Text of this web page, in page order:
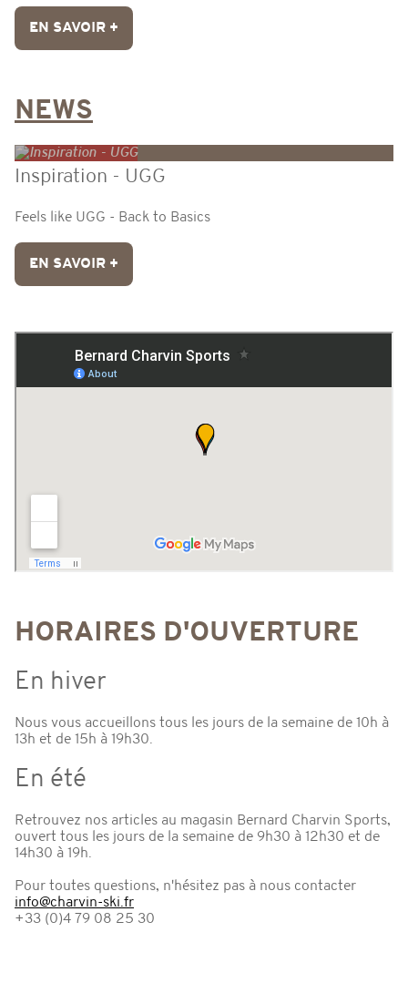
EN SAVOIR +
NEWS
Inspiration - UGG
Feels like UGG - Back to Basics
EN SAVOIR +
HORAIRES D'OUVERTURE
En hiver
Nous vous accueillons tous les jours de la semaine de 10h à
13h et de 15h à 19h30.
En été
Retrouvez nos articles au magasin Bernard Charvin Sports,
ouvert tous les jours de la semaine de 9h30 à 12h30 et de
14h30 à 19h.
Pour toutes questions, n'hésitez pas à nous contacter
info@charvin-ski.fr
+33 (0)4 79 08 25 30